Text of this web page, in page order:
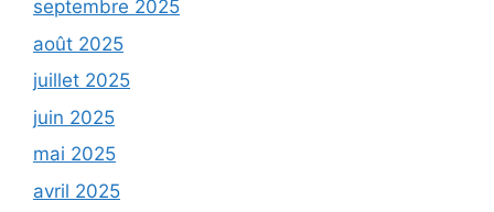
septembre 2025
août 2025
juillet 2025
juin 2025
mai 2025
avril 2025